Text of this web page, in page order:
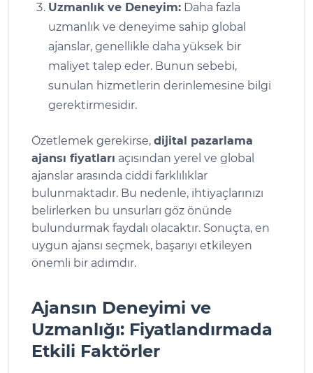
Uzmanlık ve Deneyim: Daha fazla
uzmanlık ve deneyime sahip global
ajanslar, genellikle daha yüksek bir
maliyet talep eder. Bunun sebebi,
sunulan hizmetlerin derinlemesine bilgi
gerektirmesidir.
Özetlemek gerekirse, dijital pazarlama
ajansı fiyatları açısından yerel ve global
ajanslar arasında ciddi farklılıklar
bulunmaktadır. Bu nedenle, ihtiyaçlarınızı
belirlerken bu unsurları göz önünde
bulundurmak faydalı olacaktır. Sonuçta, en
uygun ajansı seçmek, başarıyı etkileyen
önemli bir adımdır.
Ajansın Deneyimi ve
Uzmanlığı: Fiyatlandırmada
Etkili Faktörler